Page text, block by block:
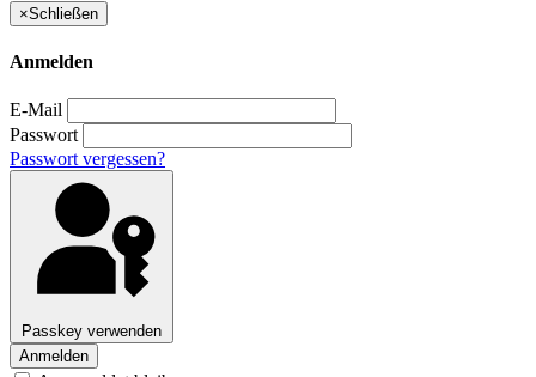
×Schließen
Anmelden
E-Mail
Passwort
Passwort vergessen?
Passkey verwenden
Anmelden